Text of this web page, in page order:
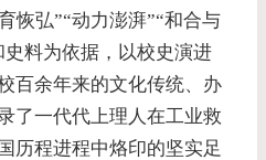
恢弘”“动力澎湃”“和合与
料为依据，以校史演进
百余年来的文化传统、办
了一代代上理人在工业救
历程进程中烙印的坚实足